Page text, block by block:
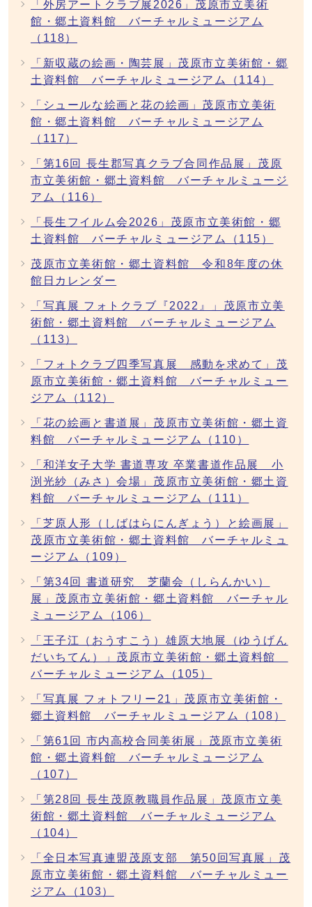
「外房アートクラブ展2026」茂原市立美術
館・郷土資料館 バーチャルミュージアム
（118）
「新収蔵の絵画・陶芸展」茂原市立美術館・郷
土資料館 バーチャルミュージアム（114）
「シュールな絵画と花の絵画」茂原市立美術
館・郷土資料館 バーチャルミュージアム
（117）
「第16回 長生郡写真クラブ合同作品展」茂原
市立美術館・郷土資料館 バーチャルミュージ
アム（116）
「長生フイルム会2026」茂原市立美術館・郷
土資料館 バーチャルミュージアム（115）
茂原市立美術館・郷土資料館 令和8年度の休
館日カレンダー
「写真展 フォトクラブ『2022』」茂原市立美
術館・郷土資料館 バーチャルミュージアム
（113）
「フォトクラブ四季写真展 感動を求めて」茂
原市立美術館・郷土資料館 バーチャルミュー
ジアム（112）
「花の絵画と書道展」茂原市立美術館・郷土資
料館 バーチャルミュージアム（110）
「和洋女子大学 書道専攻 卒業書道作品展 小
渕光紗（みさ）会場」茂原市立美術館・郷土資
料館 バーチャルミュージアム（111）
「芝原人形（しばはらにんぎょう）と絵画展」
茂原市立美術館・郷土資料館 バーチャルミュ
ージアム（109）
「第34回 書道研究 芝蘭会（しらんかい）
展」茂原市立美術館・郷土資料館 バーチャル
ミュージアム（106）
「王子江（おうすこう）雄原大地展（ゆうげん
だいちてん）」茂原市立美術館・郷土資料館
バーチャルミュージアム（105）
「写真展 フォトフリー21」茂原市立美術館・
郷土資料館 バーチャルミュージアム（108）
「第61回 市内高校合同美術展」茂原市立美術
館・郷土資料館 バーチャルミュージアム
（107）
「第28回 長生茂原教職員作品展」茂原市立美
術館・郷土資料館 バーチャルミュージアム
（104）
「全日本写真連盟茂原支部 第50回写真展」茂
原市立美術館・郷土資料館 バーチャルミュー
ジアム（103）